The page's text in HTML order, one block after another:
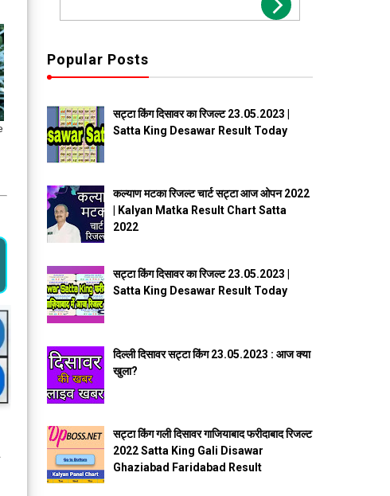
Popular Posts
सट्टा किंग दिसावर का रिजल्ट 23.05.2023 |
Satta King Desawar Result Today
कल्याण मटका रिजल्ट चार्ट सट्टा आज ओपन 2022
| Kalyan Matka Result Chart Satta
2022
सट्टा किंग दिसावर का रिजल्ट 23.05.2023 |
Satta King Desawar Result Today
दिल्ली दिसावर सट्टा किंग 23.05.2023 : आज क्या
खुला?
सट्टा किंग गली दिसावर गाजियाबाद फरीदाबाद रिजल्ट
2022 Satta King Gali Disawar
Ghaziabad Faridabad Result